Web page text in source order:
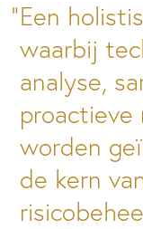
Een
waarbij
analyse,
proactieve
worden
de kern